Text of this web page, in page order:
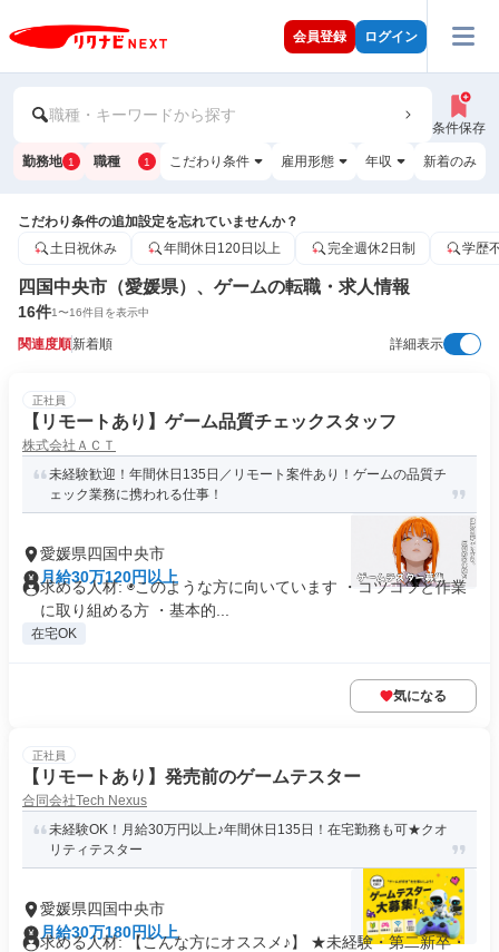
会員登録 ログイン
職種・キーワードから探す
条件保存
勤務地 1 職種 1 こだわり条件 雇用形態 年収 新着のみ
こだわり条件の追加設定を忘れていませんか？
土日祝休み
年間休日120日以上 完全週休2日制 学歴
四国中央市（愛媛県）、ゲームの転職・求人情報
16件1〜16件目を表示中
関連度順新着順 詳細表示
正社員
【リモートあり】ゲーム品質チェックスタッフ
株式会社ＡＣＴ
未経験歓迎！年間休日135日／リモート案件あり！ゲームの品質チ
ェック業務に携われる仕事！
愛媛県四国中央市
月給30万120円以上
求める人材: ◉このような方に向いています ・コツコツと作業
に取り組める方 ・基本的...
在宅OK
気になる
正社員
【リモートあり】発売前のゲームテスター
合同会社Tech Nexus
未経験OK！月給30万円以上♪年間休日135日！在宅勤務も可★クオ
リティテスター
愛媛県四国中央市
月給30万180円以上
求める人材: 【こんな方にオススメ♪】 ★未経験・第二新卒・